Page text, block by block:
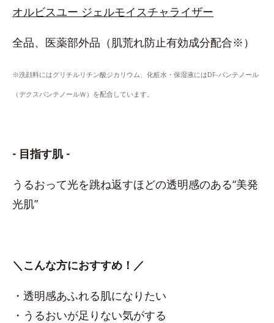
オルビスユー ジェルモイスチャライザー
全品、医薬部外品（肌荒れ防止有効成分配合※）
※洗顔料にはグリチルリチン酸ジカリウム、化粧水・保湿液にはDF-パンテノール
（デクスパンテノールＷ）を配合しています。
- 目指す肌 -
うるおって光を跳ね返すほどの透明感のある“美発
光肌”
＼こんな方におすすめ！／
・透明感あふれる肌になりたい
・うるおいが足りない気がする